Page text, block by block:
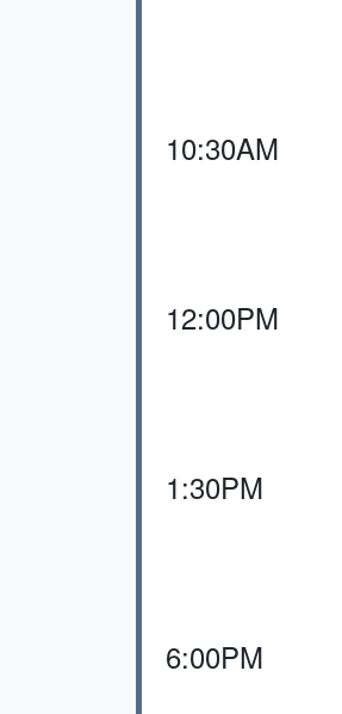
10:30AM
12:00PM
1:30PM
6:00PM